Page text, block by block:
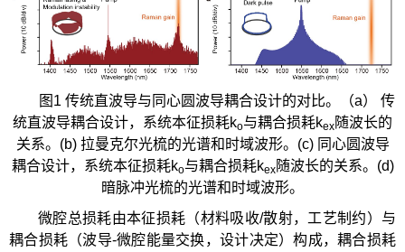
图1 传统直波导与同心圆波导耦合设计的对比。（a） 传
统直波导耦合设计，系统本征损耗ko与耦合损耗kex随波长的
关系。(b) 拉曼克尔光梳的光谱和时域波形。(c) 同心圆波导
耦合设计，系统本征损耗ko与耦合损耗kex随波长的关系。(d)
暗脉冲光梳的光谱和时域波形。
微腔总损耗由本征损耗（材料吸收/散射，工艺制约）与
耦合损耗（波导-微腔能量交换，设计决定）构成，耦合损耗